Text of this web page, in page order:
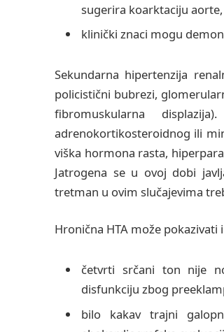
sugerira koarktaciju aorte,
klinički znaci mogu
Sekundarna hipertenzija
policistični bubrezi,
fibromuskularna
adrenokortikosteroidnog ili
viška hormona rasta,
Jatrogena se u ovoj dobi
tretman u ovim slučajevima
Hronična HTA može
četvrti srčani ton nije
disfunkciju zbog
bilo kakav trajni